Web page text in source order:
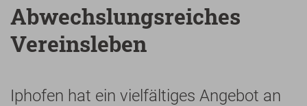
Abwechslungsreiches
Vereinsleben
Iphofen hat ein vielfältiges Angebot an